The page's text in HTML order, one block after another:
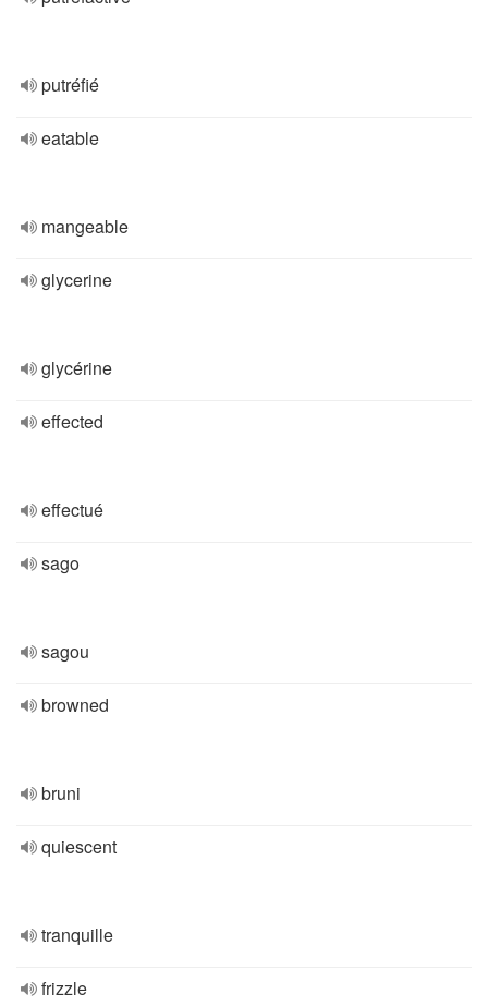
putréfié
eatable
mangeable
glycerine
glycérine
effected
effectué
sago
sagou
browned
bruni
quiescent
tranquille
frizzle